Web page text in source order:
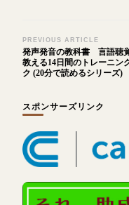
Post
Navigation
PREVIOUS ARTICLE
発声発音の教科書 言語聴
教える14日間のトレーニン
ク (20分で読めるシリーズ)
スポンサーズリンク